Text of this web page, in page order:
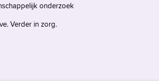
onderzoek
Verder in zorg.